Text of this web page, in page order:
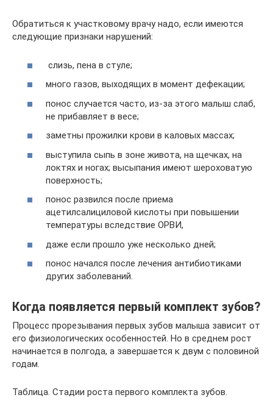
Обратиться к участковому врачу надо, если имеются
следующие признаки нарушений:
слизь, пена в стуле;
много газов, выходящих в момент дефекации;
понос случается часто, из-за этого малыш слаб,
не прибавляет в весе;
заметны прожилки крови в каловых массах;
выступила сыпь в зоне живота, на щечках, на
локтях и ногах; высыпания имеют шероховатую
поверхность;
понос развился после приема
ацетилсалициловой кислоты при повышении
температуры вследствие ОРВИ,
даже если прошло уже несколько дней;
понос начался после лечения антибиотиками
других заболеваний.
Когда появляется первый комплект зубов?
Процесс прорезывания первых зубов малыша зависит от
его физиологических особенностей. Но в среднем рост
начинается в полгода, а завершается к двум с половиной
годам.
Таблица. Стадии роста первого комплекта зубов.